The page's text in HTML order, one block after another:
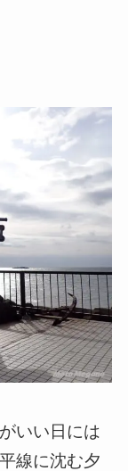
いい日には
線に沈む夕